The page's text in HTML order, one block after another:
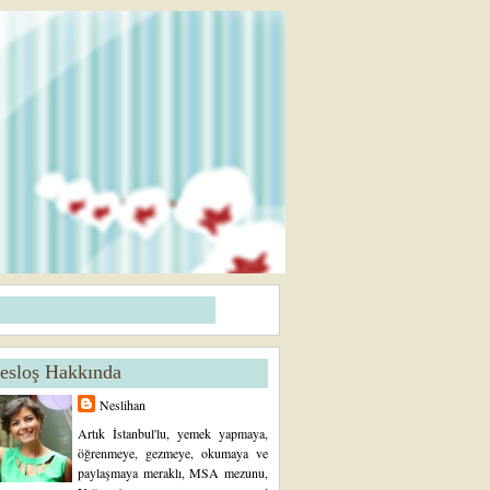
Hakkında
Neslihan
Artık İstanbul'lu, yemek yapmaya,
öğrenmeye, gezmeye, okumaya ve
paylaşmaya meraklı, MSA mezunu,